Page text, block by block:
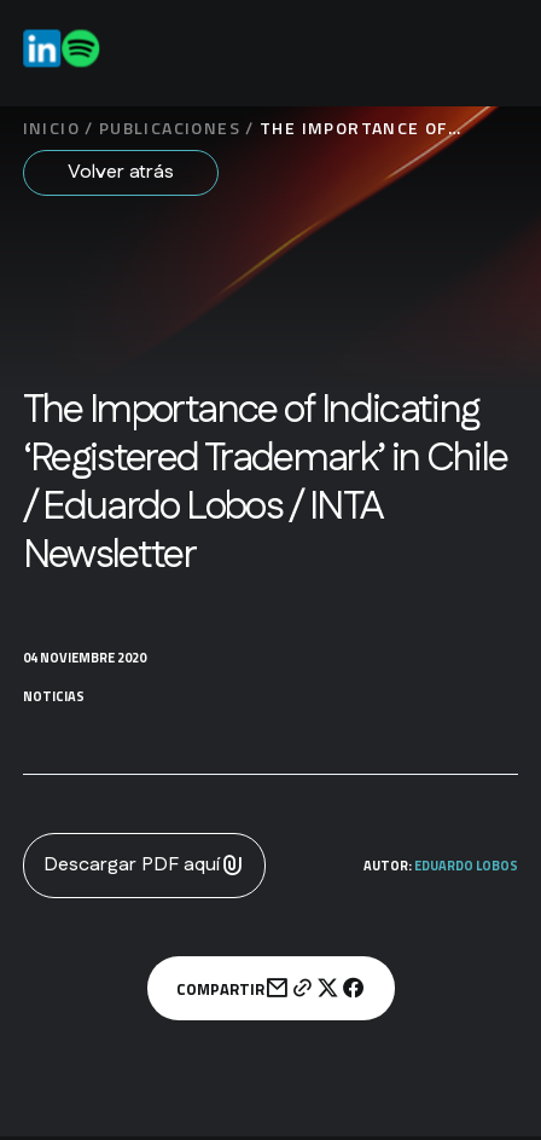
INICIO / PUBLICACIONES / THE IMPORTANCE OF
INDICATING ‘REGISTERED
TRADEMARK’ IN CHILE /
EDUARDO LOBOS / INTA
NEWSLETTER
Volver atrás
The Importance of Indicating
‘Registered Trademark’ in Chile
/ Eduardo Lobos / INTA
Newsletter
04 NOVIEMBRE 2020
NOTICIAS
Descargar PDF aquí AUTOR:EDUARDO LOBOS
COMPARTIR